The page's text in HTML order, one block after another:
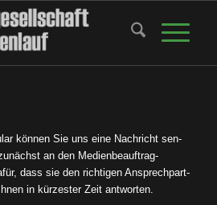
kön­nen Sie uns eine Nach­richt sen­
an den Medi­en­be­auf­trag­
dass sie den rich­ti­gen Ansprech­part­
in kür­zes­ter Zeit ant­wor­ten.